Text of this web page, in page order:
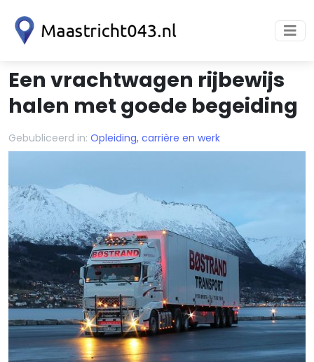
Een vrachtwagen rijbewijs
halen met goede begeiding
Gebubliceerd in: Opleiding, carrière en werk